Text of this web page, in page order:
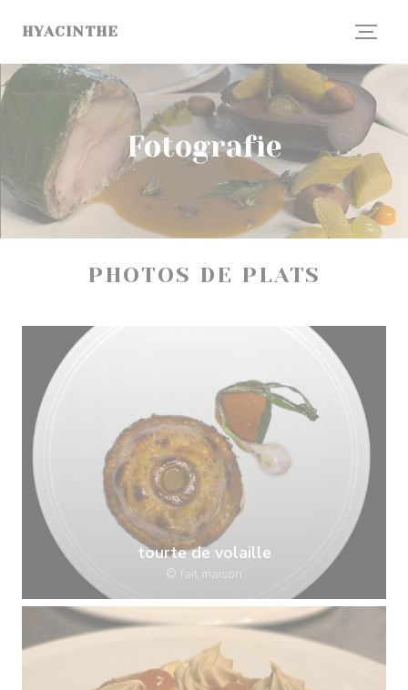
HYACINTHE
Fotografie
PHOTOS DE PLATS
tourte de volaille
© fait maison